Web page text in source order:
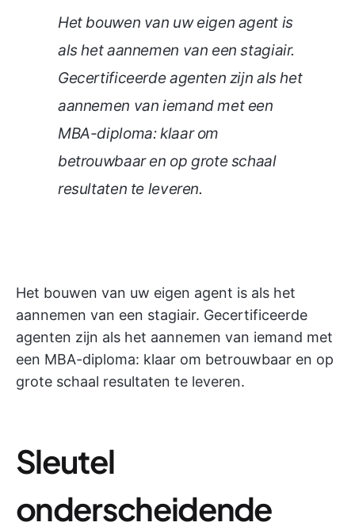
Het bouwen van uw eigen agent is
als het aannemen van een stagiair.
Gecertificeerde agenten zijn als het
aannemen van iemand met een
MBA-diploma: klaar om
betrouwbaar en op grote schaal
resultaten te leveren.
Het bouwen van uw eigen agent is als het
aannemen van een stagiair. Gecertificeerde
agenten zijn als het aannemen van iemand met
een MBA-diploma: klaar om betrouwbaar en op
grote schaal resultaten te leveren.
Sleutel
onderscheidende